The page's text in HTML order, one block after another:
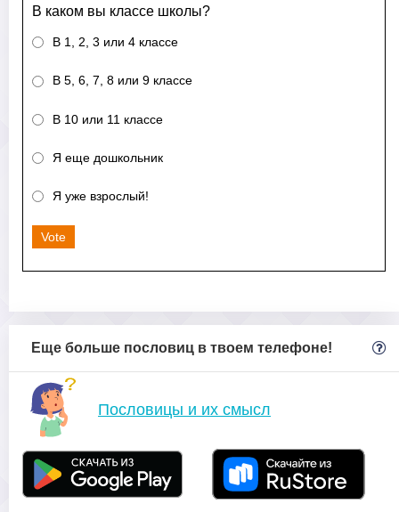
В каком вы классе школы?
В 1, 2, 3 или 4 классе
В 5, 6, 7, 8 или 9 классе
В 10 или 11 классе
Я еще дошкольник
Я уже взрослый!
Vote
Еще больше пословиц в твоем телефоне!
Пословицы и их смысл